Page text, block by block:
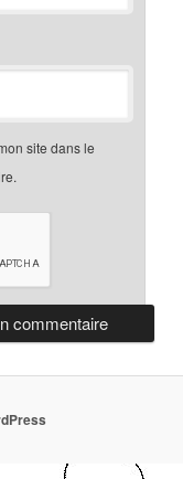
site dans le